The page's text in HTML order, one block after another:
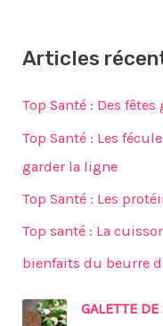
Articles
Top Santé : Des
Top Santé : Les
garder la ligne
Top Santé : Les
Top santé : La
bienfaits du beurre
GALETTE DE